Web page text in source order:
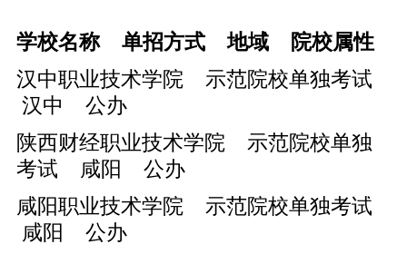
学校名称 单招方式 地域 院校属性
汉中职业技术学院 示范院校单独考试
汉中 公办
陕西财经职业技术学院 示范院校单独
考试 咸阳 公办
咸阳职业技术学院 示范院校单独考试
咸阳 公办